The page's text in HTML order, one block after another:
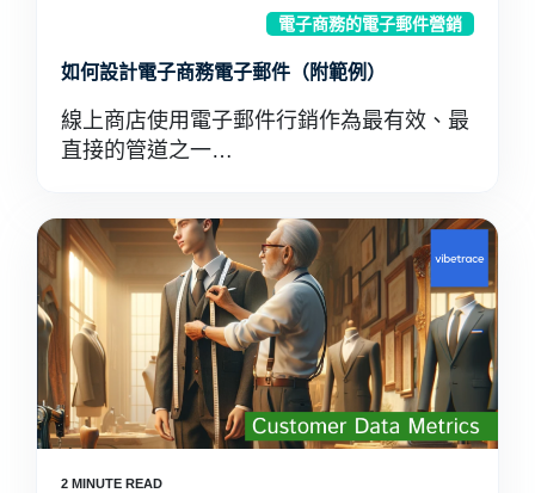
電子商務的電子郵件營銷
如何設計電子商務電子郵件（附範例）
線上商店使用電子郵件行銷作為最有效、最
直接的管道之一…